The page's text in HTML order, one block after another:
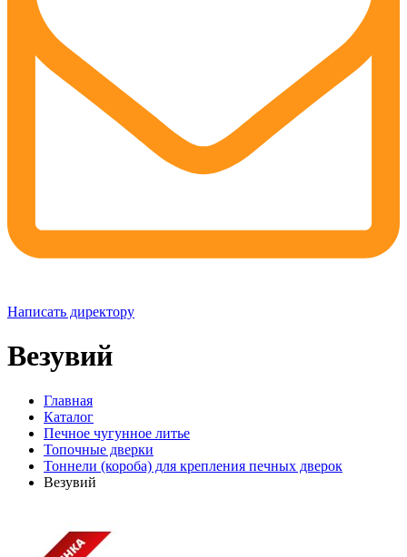
Написать директору
Везувий
Главная
Каталог
Печное чугунное литье
Топочные дверки
Тоннели (короба) для крепления печных дверок
Везувий